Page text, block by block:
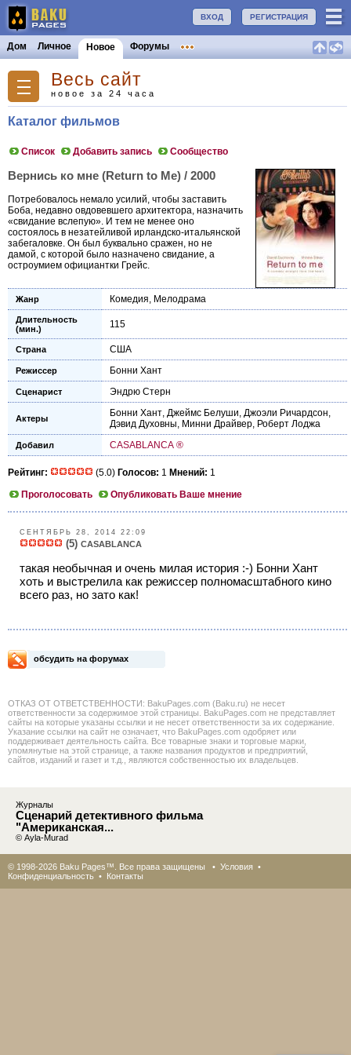
РЕГИСТРАЦИЯ
ВХОД
Дом Личное Новое Форумы
Весь сайт
новое за 24 часа
Каталог фильмов
Список Добавить запись Сообщество
Вернись ко мне (Return to Me) / 2000
Потребовалось немало усилий, чтобы заставить
Боба, недавно овдовевшего архитектора, назначить
«свидание вслепую». И тем не менее оно
состоялось в незатейливой ирландско-итальянской
забегаловке. Он был буквально сражен, но не
дамой, с которой было назначено свидание, а
остроумием официантки Грейс.
Жанр Комедия, Мелодрама
Длительность
(мин.)
115
Страна США
Режиссер Бонни Хант
Сценарист Эндрю Стерн
Актеры Бонни Хант, Джеймс Белуши, Джоэли Ричардсон,
Дэвид Духовны, Минни Драйвер, Роберт Лоджа
Добавил CASABLANCA ®
Рейтинг: (5.0) Голосов: 1 Мнений: 1
Проголосовать
Опубликовать Ваше мнение
СЕНТЯБРЬ 28, 2014 22:09
(5) CASABLANCA
такая необычная и очень милая история :-) Бонни Хант
хоть и выстрелила как режиссер полномасштабного кино
всего раз, но зато как!
обсудить на форумах
ОТКАЗ ОТ ОТВЕТСТВЕННОСТИ: BakuPages.com (Baku.ru) не несет
ответственности за содержимое этой страницы. BakuPages.com не представляет
сайты на которые указаны ссылки и не несет ответственности за их содержание.
Указание ссылки на сайт не означает, что BakuPages.com одобряет или
поддерживает деятельность сайта. Все товарные знаки и торговые марки,
упомянутые на этой странице, а также названия продуктов и предприятий,
сайтов, изданий и газет и т.д., являются собственностью их владельцев.
Журналы
Сценарий детективного фильма
"Американская...
© Ayla-Murad
© 1998-2026 Baku Pages™. Все права защищены • Условия •
Конфиденциальность • Контакты